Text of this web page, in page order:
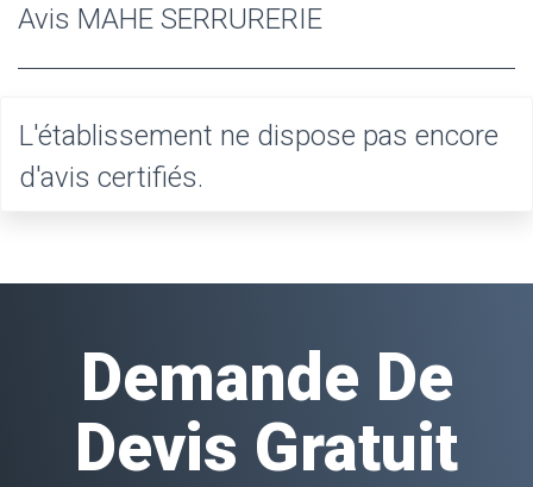
Avis MAHE SERRURERIE
L'établissement ne dispose pas encore
d'avis certifiés.
Demande De
Devis Gratuit